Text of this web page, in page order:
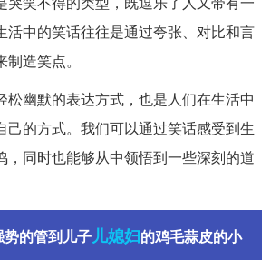
活中的笑话往往是通过夸张、对比和言
造笑点。
松幽默的表达方式，也是人们在生活中
己的方式。我们可以通过笑话感受到生
，同时也能够从中领悟到一些深刻的道
势的管到儿子儿媳妇的鸡毛蒜皮的小